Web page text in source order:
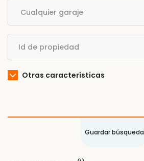
Otras características
Guardar búsqueda